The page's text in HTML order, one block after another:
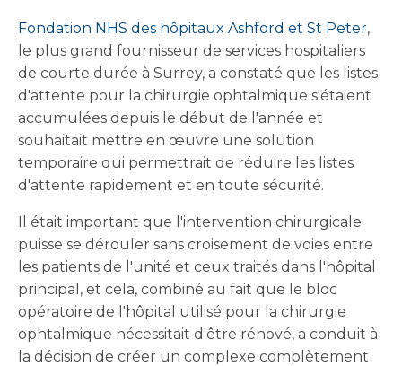
Fondation NHS des hôpitaux Ashford et St Peter,
le plus grand fournisseur de services hospitaliers
de courte durée à Surrey, a constaté que les listes
d'attente pour la chirurgie ophtalmique s'étaient
accumulées depuis le début de l'année et
souhaitait mettre en œuvre une solution
temporaire qui permettrait de réduire les listes
d'attente rapidement et en toute sécurité.
Il était important que l'intervention chirurgicale
puisse se dérouler sans croisement de voies entre
les patients de l'unité et ceux traités dans l'hôpital
principal, et cela, combiné au fait que le bloc
opératoire de l'hôpital utilisé pour la chirurgie
ophtalmique nécessitait d'être rénové, a conduit à
la décision de créer un complexe complètement